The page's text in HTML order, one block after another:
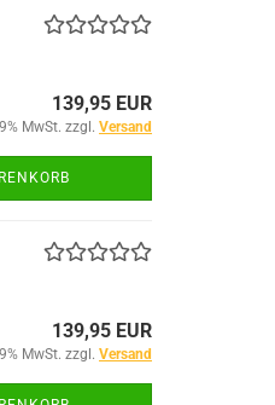
139,95 EUR
MwSt. zzgl. Versand
139,95 EUR
MwSt. zzgl. Versand